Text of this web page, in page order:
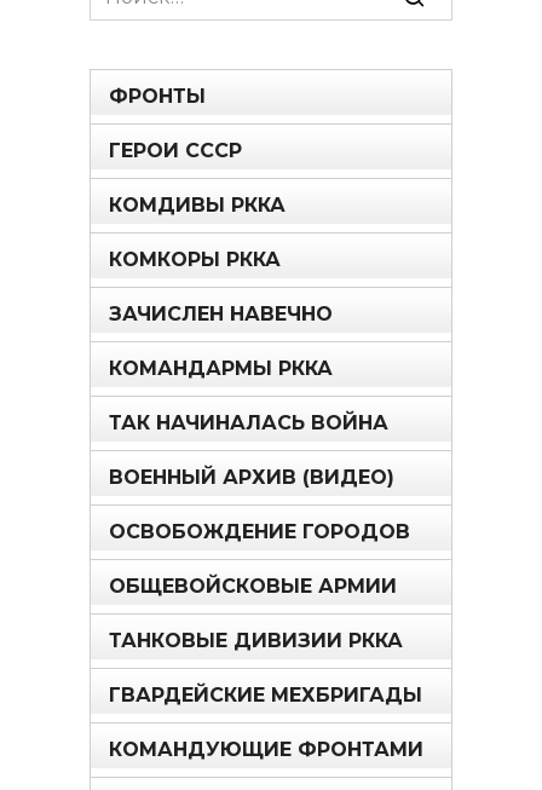
for:
ФРОНТЫ
ГЕРОИ СССР
КОМДИВЫ РККА
КОМКОРЫ РККА
ЗАЧИСЛЕН НАВЕЧНО
КОМАНДАРМЫ РККА
ТАК НАЧИНАЛАСЬ ВОЙНА
ВОЕННЫЙ АРХИВ (ВИДЕО)
ОСВОБОЖДЕНИЕ ГОРОДОВ
ОБЩЕВОЙСКОВЫЕ АРМИИ
ТАНКОВЫЕ ДИВИЗИИ РККА
ГВАРДЕЙСКИЕ МЕХБРИГАДЫ
КОМАНДУЮЩИЕ ФРОНТАМИ